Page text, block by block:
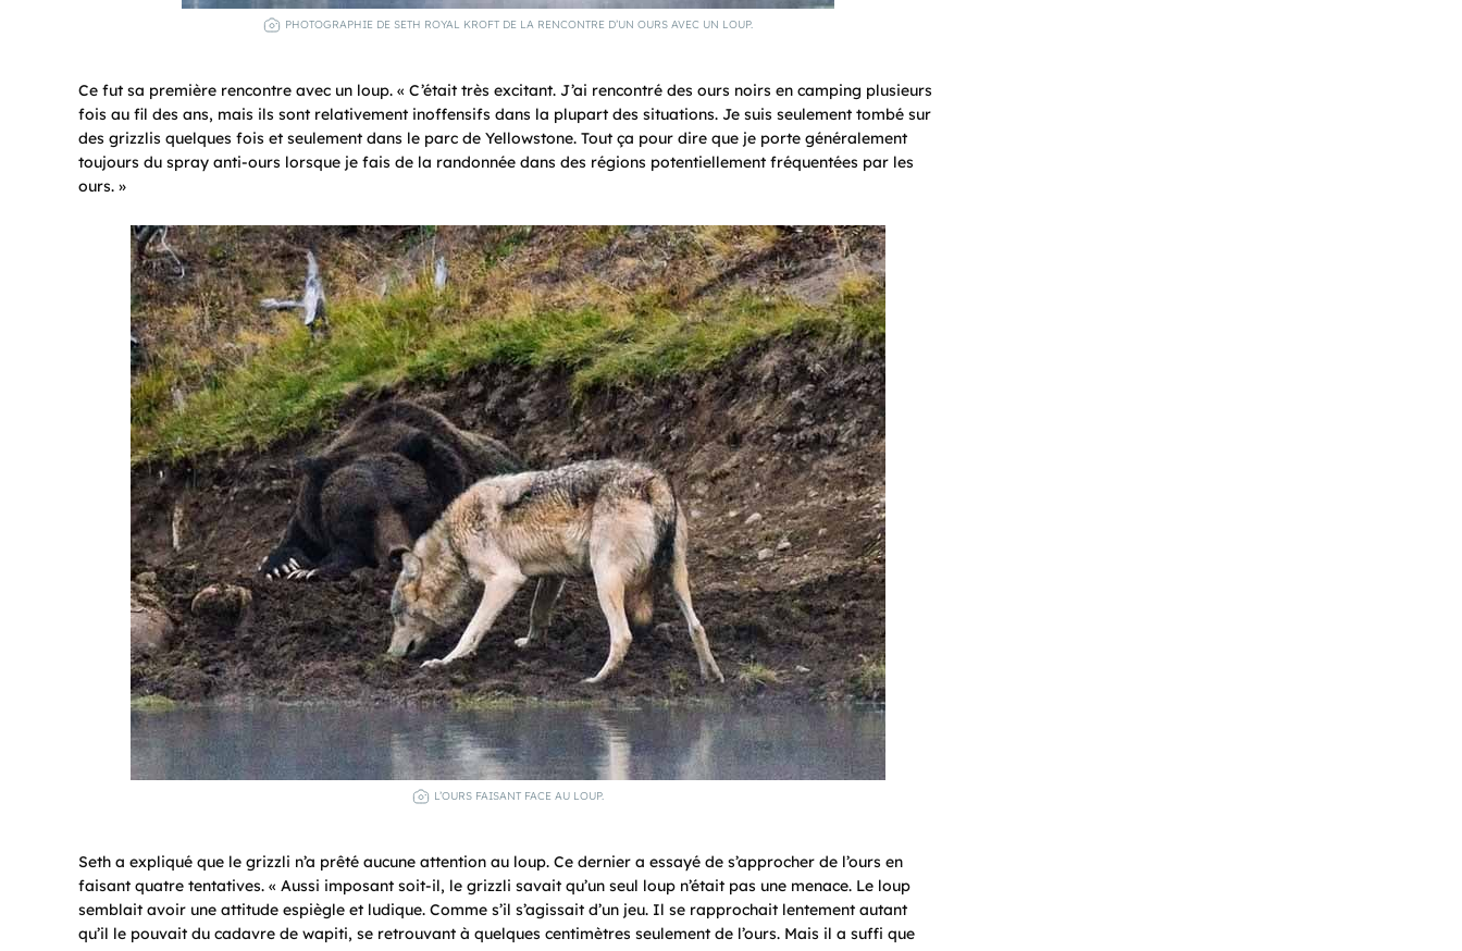
PHOTOGRAPHIE DE SETH ROYAL KROFT DE LA RENCONTRE D’UN OURS AVEC UN LOUP.
Ce fut sa première rencontre avec un loup. « C’était très excitant. J’ai rencontré des ours noirs en camping plusieurs
fois au fil des ans, mais ils sont relativement inoffensifs dans la plupart des situations. Je suis seulement tombé sur
des grizzlis quelques fois et seulement dans le parc de Yellowstone. Tout ça pour dire que je porte généralement
toujours du spray anti-ours lorsque je fais de la randonnée dans des régions potentiellement fréquentées par les
ours. »
L’OURS FAISANT FACE AU LOUP.
Seth a expliqué que le grizzli n’a prêté aucune attention au loup. Ce dernier a essayé de s’approcher de l’ours en
faisant quatre tentatives. « Aussi imposant soit-il, le grizzli savait qu’un seul loup n’était pas une menace. Le loup
semblait avoir une attitude espiègle et ludique. Comme s’il s’agissait d’un jeu. Il se rapprochait lentement autant
qu’il le pouvait du cadavre de wapiti, se retrouvant à quelques centimètres seulement de l’ours. Mais il a suffi que